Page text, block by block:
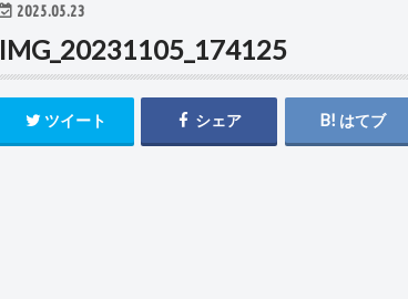
2025.05.23
IMG_20231105_174125
ツイート シェア はてブ